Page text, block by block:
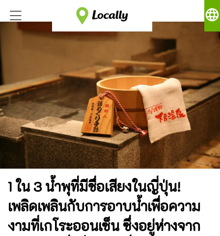
language
1 ใน 3 น้ำพุที่มีชื่อเสียงในญี่ปุ่น!
เพลิดเพลินกับการอาบน้ำเพื่อความ
งามที่เกโระออนเซ็น ซึ่งอยู่ห่างจาก